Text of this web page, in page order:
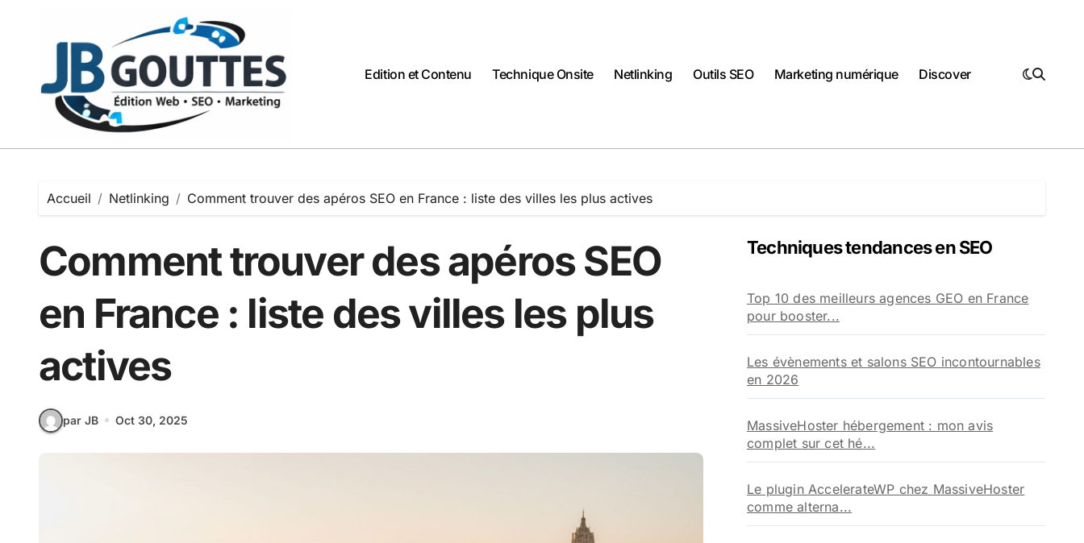
Edition et Contenu
Technique Onsite Netlinking Outils SEO Marketing numérique Discover
Accueil Netlinking Comment trouver des apéros SEO en France : liste des villes les plus actives
Comment trouver des apéros SEO
en France : liste des villes les plus
actives
par JB Oct 30, 2025
Techniques tendances en SEO
Top 10 des meilleurs agences GEO en France
pour booster...
Les évènements et salons SEO incontournables
en 2026
MassiveHoster hébergement : mon avis
complet sur cet hé...
Le plugin AccelerateWP chez MassiveHoster
comme alterna...